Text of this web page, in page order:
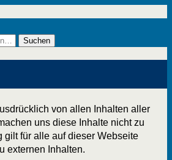
von allen Inhalten aller
uns diese Inhalte nicht zu
gilt für alle auf dieser Webseite
externen Inhalten.